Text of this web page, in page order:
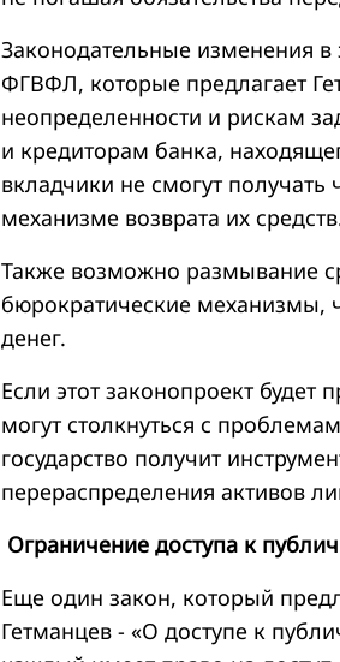
Законодательные изменения в
ФГВФЛ, которые предлагает
неопределенности и рискам
и кредиторам банка,
вкладчики не смогут
механизме возврата их
Также возможно размывание
бюрократические механизмы,
денег.
Если этот законопроект
могут столкнуться с
государство получит
перераспределения активов
Ограничение доступа к
Еще один закон, который
Гетманцев - «О доступе к